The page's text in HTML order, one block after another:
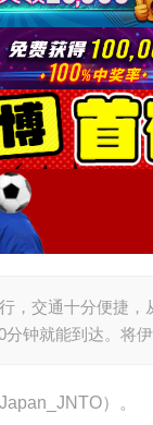
，交通十分便捷
钟就能到达。将
）。